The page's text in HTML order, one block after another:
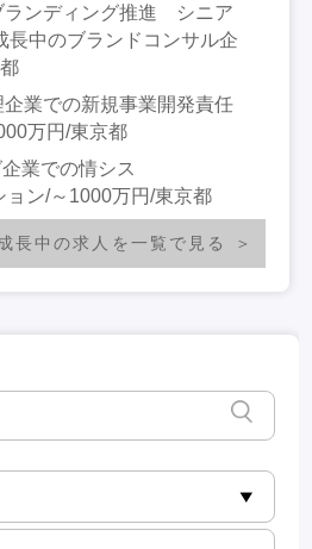
ランディング推進 シニア
長中のブランドコンサル企
業での新規事業開発責任
万円/東京都
業での情シス
ョン/～1000万円/東京都
成長中の求人を一覧で見る